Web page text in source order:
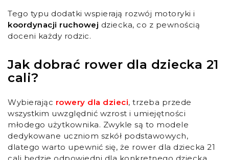
Tego typu dodatki wspierają rozwój motoryki i
koordynacji ruchowej dziecka, co z pewnością
doceni każdy rodzic.
Jak dobrać rower dla dziecka 21
cali?
Wybierając rowery dla dzieci, trzeba przede
wszystkim uwzględnić wzrost i umiejętności
młodego użytkownika. Zwykle są to modele
dedykowane uczniom szkół podstawowych,
dlatego warto upewnić się, że rower dla dziecka 21